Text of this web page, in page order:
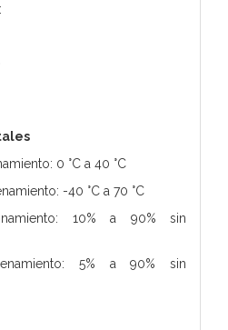
0 °C a 40 °C
-40 °C a 70 °C
10% a 90% sin
5% a 90% sin